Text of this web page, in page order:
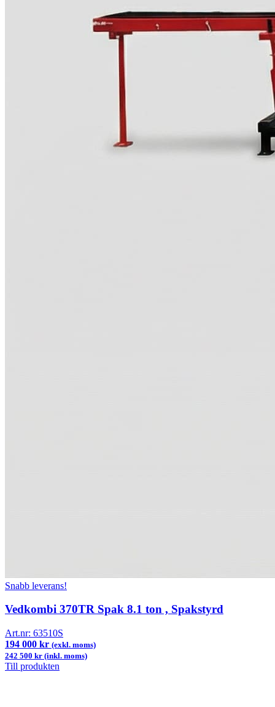
Snabb leverans!
Vedkombi 370TR Spak 8.1 ton , Spakstyrd
Art.nr: 63510S
194 000 kr (exkl. moms)
242 500 kr (inkl. moms)
Till produkten